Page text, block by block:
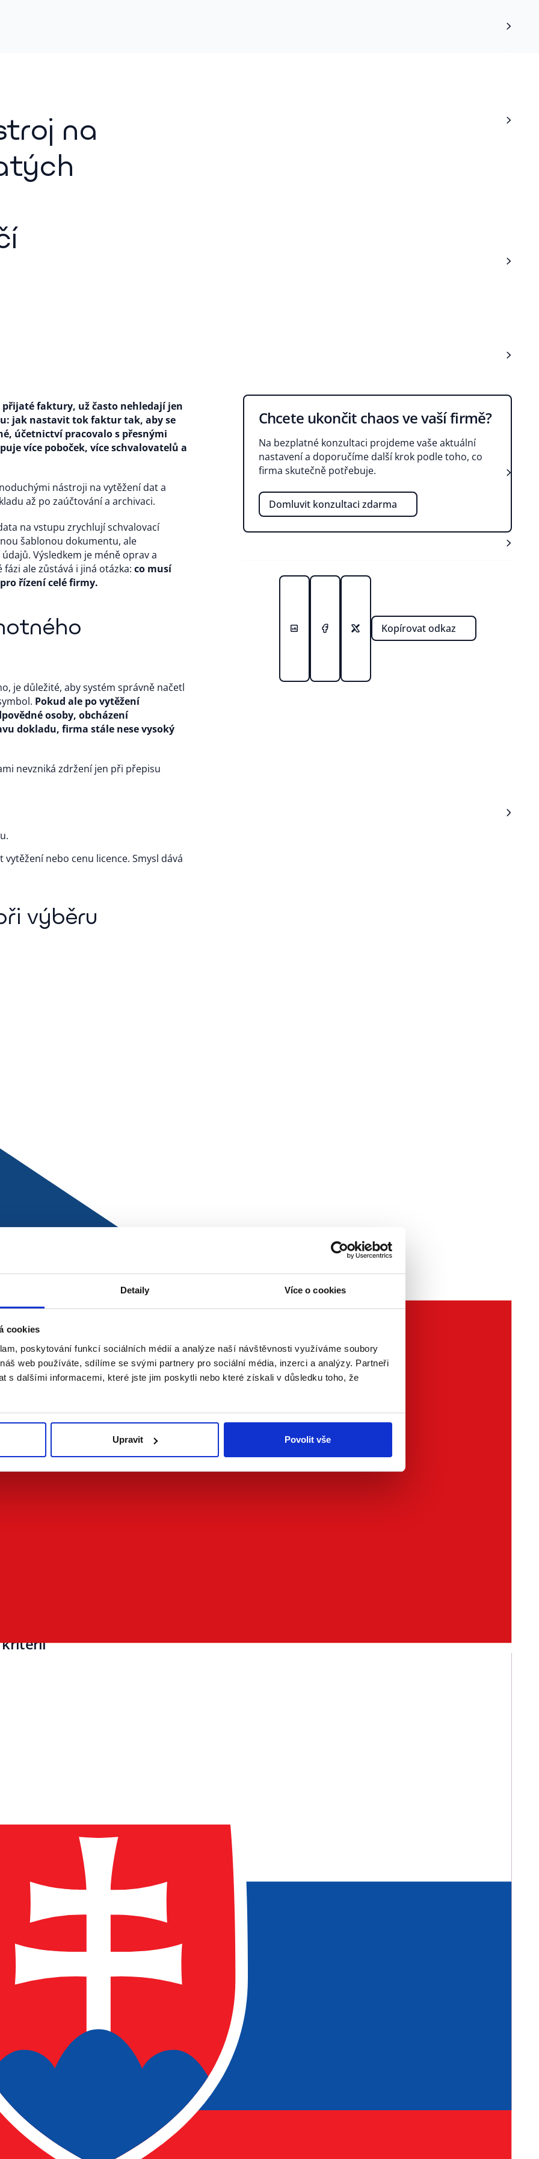
Detaily Více o cookies
cookies
poskytování funkcí sociálních médií a analýze naší návštěvnosti využíváme soubory
web používáte, sdílíme se svými partnery pro sociální média, inzerci a analýzy. Partneři
s dalšími informacemi, které jste jim poskytli nebo které získali v důsledku toho, že
Upravit Povolit vše
na
přijaté faktury, už často nehledají jen
jak nastavit tok faktur tak, aby se
účetnictví pracovalo s přesnými
více poboček, více schvalovatelů a
nástroji na vytěžení dat a
až po zaúčtování a archivaci.
na vstupu zrychlují schvalovací
šablonou dokumentu, ale
Výsledkem je méně oprav a
ale zůstává i jiná otázka:co musí
řízení celé firmy.
je důležité, aby systém správně načetl
Pokud ale po vytěžení
osoby, obcházení
dokladu, firma stále nese vysoký
nevzniká zdržení jen při přepisu
nebo cenu licence. Smysl dává
výběru
proto, že kvalita dat na vstupu
do dalších kroků.
jen přijetí dokladu, ale i
podle částky, pobočky nebo typu
mezi nákup, finance, střediska a
rychle stane jen rychlejší sběr
ruční koordinaci.
a archivu
snadno dohledatelná podle toho,
například SPZ. Současně řešení navíc
které drží návaznost mezi dokladem,
organizační struktuře. Problém
pravidla se komplikují a vedení
a proč.
i složitější strukturu schvalování bez
či nově domýšlená pravidla.
kritérií
data. Kdo řeší pouze funkce a
jen na část systému. Rozdíl mezi
zde.
je šifrovaná, probíhá nepřetržité
zálohovací i obnovovací
EN ISO/IEC 27001:2023,
s jasnými odpovědnostmi,
to znamená jediné: bezpečnost má
nebo uživatelská logika.
dodavatele, nebo jen doplněk v
od GRiTu
kapesní
přepis faktur, ale chce:
nebo odděleními,
Chcete ukončit chaos ve vaší firmě?
Na bezplatné konzultaci projdeme vaše aktuální
nastavení a doporučíme další krok podle toho, co
firma skutečně potřebuje.
Domluvit konzultaci zdarma
Kopírovat odkaz